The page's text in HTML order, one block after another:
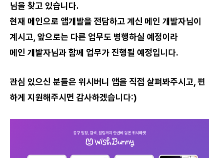
님을 찾고 있습니다.
현재 메인으로 앱개발을 전담하고 계신 메인 개발자님이
계시고, 앞으로는 다른 업무도 병행하실 예정이라
메인 개발자님과 함께 업무가 진행될 예정입니다.
관심 있으신 분들은 위시버니 앱을 직접 살펴봐주시고, 편
하게 지원해주시면 감사하겠습니다:)